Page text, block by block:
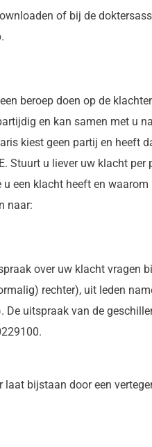
of bij de
beroep doen op de
en kan samen met u
kiest geen partij en heeft
u liever uw klacht per
een klacht heeft en
naar:
over uw klacht vragen
rechter), uit leden
uitspraak van de
bijstaan door een